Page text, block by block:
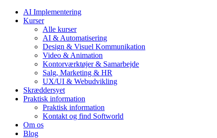
AI Implementering
Kurser
Alle kurser
AI & Automatisering
Design & Visuel Kommunikation
Video & Animation
Kontorværktøjer & Samarbejde
Salg, Marketing & HR
UX/UI & Webudvikling
Skræddersyet
Praktisk information
Praktisk information
Kontakt og find Softworld
Om os
Blog